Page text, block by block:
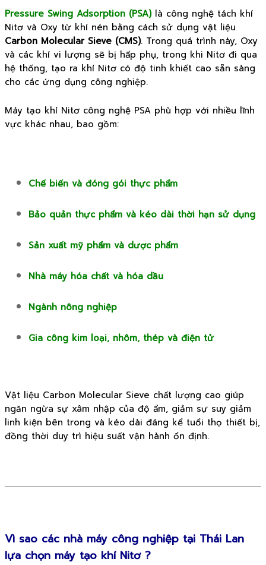
Pressure Swing Adsorption (PSA) là công nghệ tách khí
Nitơ và Oxy từ khí nén bằng cách sử dụng vật liệu
Carbon Molecular Sieve (CMS). Trong quá trình này, Oxy
và các khí vi lượng sẽ bị hấp phụ, trong khi Nitơ đi qua
hệ thống, tạo ra khí Nitơ có độ tinh khiết cao sẵn sàng
cho các ứng dụng công nghiệp.
Máy tạo khí Nitơ công nghệ PSA phù hợp với nhiều lĩnh
vực khác nhau, bao gồm:
Chế biến và đóng gói thực phẩm
Bảo quản thực phẩm và kéo dài thời hạn sử dụng
Sản xuất mỹ phẩm và dược phẩm
Nhà máy hóa chất và hóa dầu
Ngành nông nghiệp
Gia công kim loại, nhôm, thép và điện tử
Vật liệu Carbon Molecular Sieve chất lượng cao giúp
ngăn ngừa sự xâm nhập của độ ẩm, giảm sự suy giảm
linh kiện bên trong và kéo dài đáng kể tuổi thọ thiết bị,
đồng thời duy trì hiệu suất vận hành ổn định.
Vì sao các nhà máy công nghiệp tại Thái Lan
lựa chọn máy tạo khí Nitơ ?